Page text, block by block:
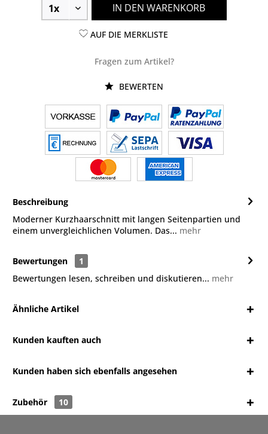
IN DEN WARENKORB
AUF DIE MERKLISTE
Fragen zum Artikel?
BEWERTEN
Beschreibung
Moderner Kurzhaarschnitt mit langen Seitenpartien und
einem unvergleichlichen Volumen. Das... mehr
Bewertungen
1
Bewertungen lesen, schreiben und diskutieren... mehr
Ähnliche Artikel
Kunden kauften auch
Kunden haben sich ebenfalls angesehen
Zubehör 10